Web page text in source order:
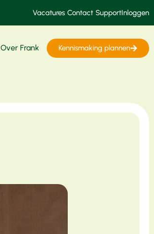
Vacatures Contact SupportInloggen
Over Frank Kennismaking plannen